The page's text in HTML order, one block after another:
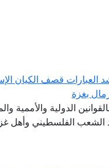
العبارات قصف الكيان
بغزة
الدولية
الفلسطيني وأهل